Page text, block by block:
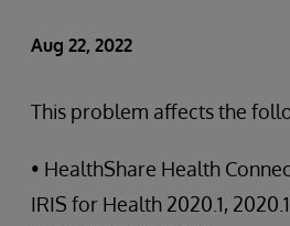
Aug 22, 2022
This problem affects the
• HealthShare Health
IRIS for Health 2020.1,